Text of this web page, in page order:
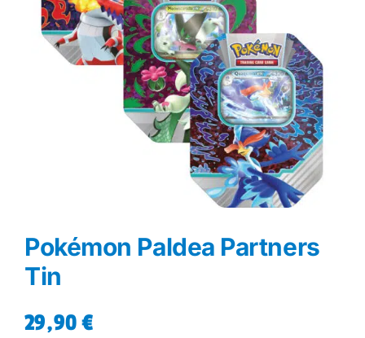
Greidatut kortit
Pokémon Paldea Partners
Tin
29,90€